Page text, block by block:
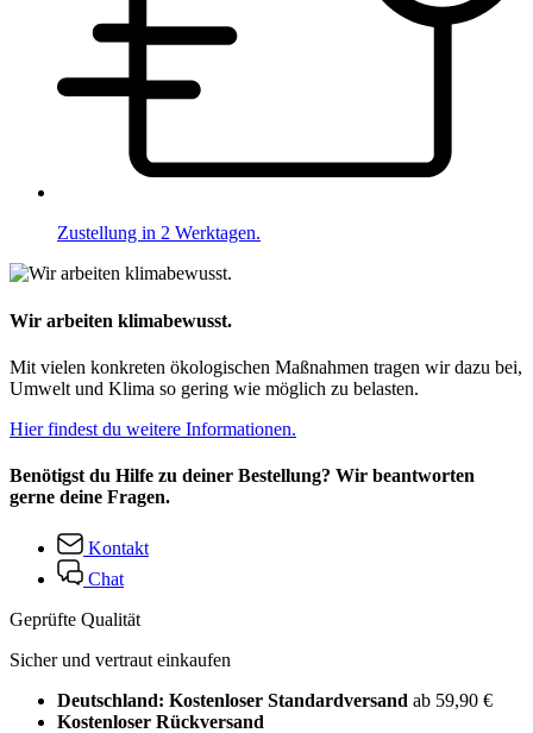
Zustellung in 2 Werktagen.
Wir arbeiten klimabewusst.
Mit vielen konkreten ökologischen Maßnahmen tragen wir dazu bei,
Umwelt und Klima so gering wie möglich zu belasten.
Hier findest du weitere Informationen.
Benötigst du Hilfe zu deiner Bestellung? Wir beantworten
gerne deine Fragen.
Kontakt
Chat
Geprüfte Qualität
Sicher und vertraut einkaufen
Deutschland: Kostenloser Standardversand ab 59,90 €
Kostenloser Rückversand